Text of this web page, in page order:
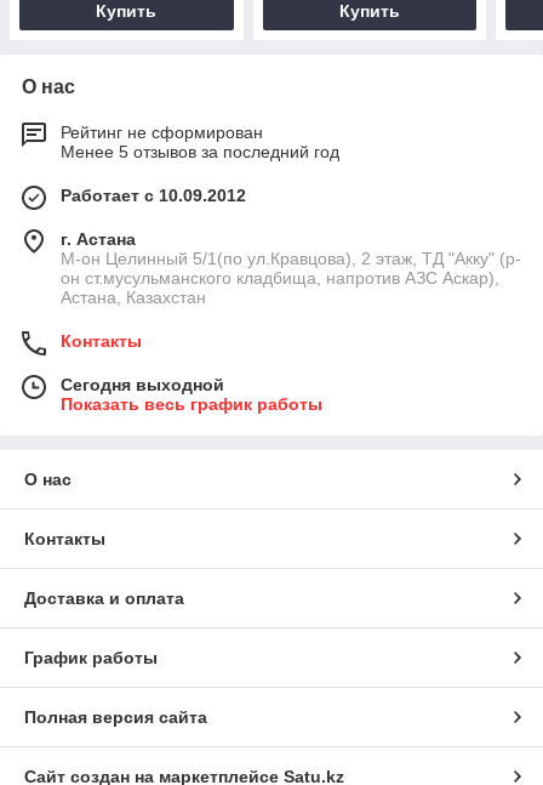
Купить Купить
О нас
Рейтинг не сформирован
Менее 5 отзывов за последний год
Работает с 10.09.2012
г. Астана
М-он Целинный 5/1(по ул.Кравцова), 2 этаж, ТД "Акку" (р-
он ст.мусульманского кладбища, напротив АЗС Аскар),
Астана, Казахстан
Контакты
Сегодня выходной
Показать весь график работы
О нас
Контакты
Доставка и оплата
График работы
Полная версия сайта
Сайт создан на маркетплейсе Satu.kz